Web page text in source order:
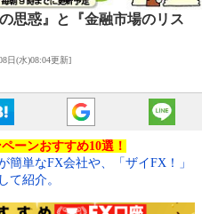
思惑』と『金融市場のリス
日(水)08:04更新]
ーンおすすめ10選！
簡単なFX会社や、「ザイFX！」
て紹介。